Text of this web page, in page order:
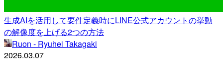
生成AIを活用して要件定義時にLINE公式アカウントの挙動
の解像度を上げる2つの方法
Ruon - Ryuhei Takagaki
2026.03.07